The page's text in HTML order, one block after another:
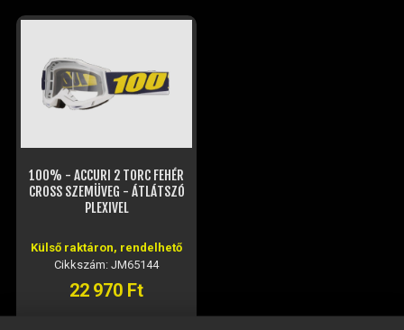
100% - ACCURI 2 TORC FEHÉR
CROSS SZEMÜVEG - ÁTLÁTSZÓ
PLEXIVEL
Külső raktáron, rendelhető
Cikkszám: JM65144
22 970 Ft